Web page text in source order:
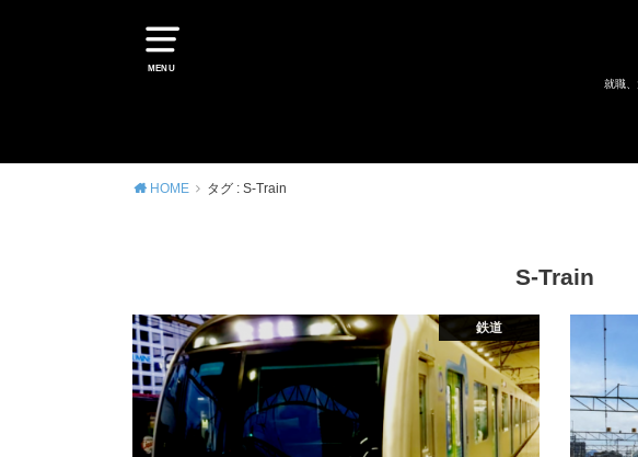
MENU
就職
HOME タグ : S-Train
S-Train
鉄道